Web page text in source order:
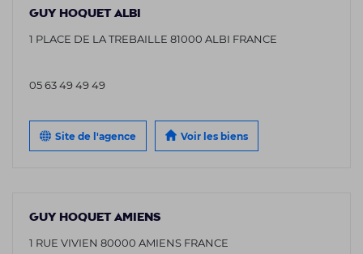
GUY HOQUET ALBI
1 PLACE DE LA TREBAILLE 81000 ALBI FRANCE
05 63 49 49 49
Site de l'agence Voir les biens
GUY HOQUET AMIENS
1 RUE VIVIEN 80000 AMIENS FRANCE